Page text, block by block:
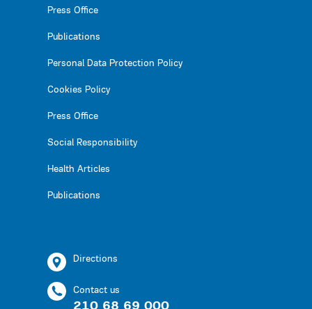
Press Office
Publications
Personal Data Protection Policy
Cookies Policy
Press Office
Social Responsibility
Health Articles
Publications
Directions
Contact us